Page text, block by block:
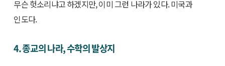
무슨 헛소리냐고 하겠지만, 이미 그런 나라가 있다. 미국과
인도다.
4. 종교의 나라, 수학의 발상지